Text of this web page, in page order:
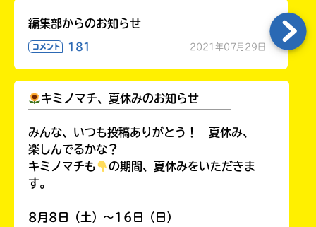
編集部からのお知らせ
コメント 181 2021年07月29日
キミノマチ、夏休みのお知らせ
みんな、いつも投稿ありがとう！ 夏休み、
楽しんでるかな？
キミノマチも
の期間、夏休みをいただきま
す。
8月8日（土）～16日（日）